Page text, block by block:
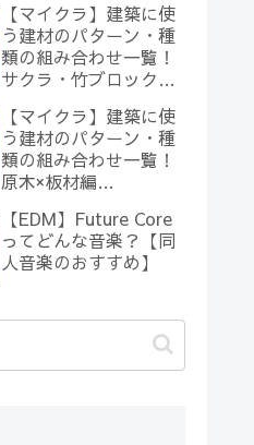
【マイクラ】建築に使
う建材のパターン・種
類の組み合わせ一覧！
サクラ・竹ブロック×
【Minecraft】
【マイクラ】建築に使
う建材のパターン・種
類の組み合わせ一覧！
原木×板材編
【EDM】Future Core
ってどんな音楽？【同
人音楽のおすすめ】